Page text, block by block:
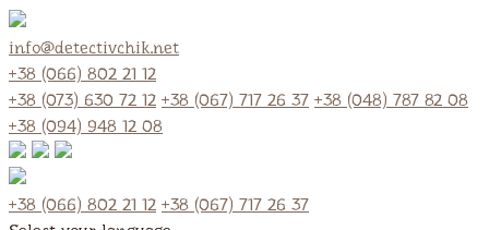
info@detectivchik.net
+38 (066) 802 21 12
+38 (073) 630 72 12 +38 (067) 717 26 37 +38 (048) 787 82 08
+38 (094) 948 12 08
+38 (066) 802 21 12 +38 (067) 717 26 37